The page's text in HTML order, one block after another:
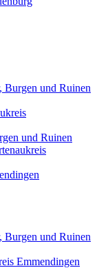
Burgen und Ruinen
und Ruinen
Burgen und Ruinen
Emmendingen